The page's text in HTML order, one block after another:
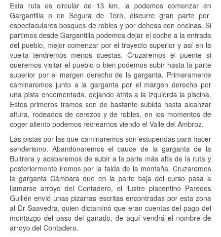
Esta ruta es circular de 13 km, la podemos comenzar en
Gargantilla o en Segura de Toro, discurre gran parte por
espectaculares bosques de robles y por dehesa con encinas. Si
partimos desde Gargantilla podemos dejar el coche a la entrada
del pueblo, mejor comenzar por el trayecto superior y así en la
vuelta tendremos menos cuestas. Cruzaremos el puente si
queremos visitar el pueblo o bien podemos subir hasta la parte
superior por el margen derecho de la garganta. Primeramente
caminaremos junto a la garganta por el margen derecho por
una pista encementada, dejando atrás a la izquierda la piscina.
Estos primeros tramos son de bastante subida hasta alcanzar
altura, rodeados de cerezos y de robles, en los momentos de
coger aliento podemos recrearnos viendo el Valle del Ambroz.
Las pistas por las que caminaremos son estupendas para hacer
senderismo. Abandonaremos el cauce de la garganta de la
Buitrera y acabaremos de subir a la parte más alta de la ruta y
posteriormente iremos por la falda de la montaña. Cruzaremos
la garganta Cámbara que en la parte baja del curso pasa a
llamarse arroyo del Contadero, el ilustre placentino Paredes
Guillén envió unas pizarras escritas encontradas por esta zona
al Dr Saavedra, quien dictaminó que eran cuentas del pago del
montazgo del paso del ganado, de aquí vendrá el nombre de
arroyo del Contadero.